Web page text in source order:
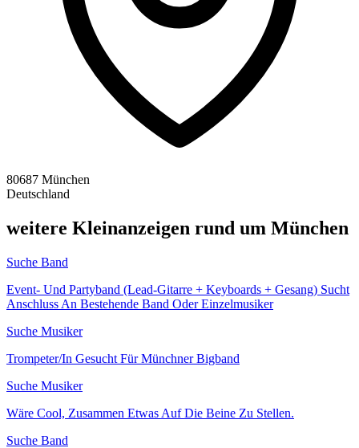
80687 München
Deutschland
weitere Kleinanzeigen rund um München
Suche Band
Event- Und Partyband (Lead-Gitarre + Keyboards + Gesang) Sucht
Anschluss An Bestehende Band Oder Einzelmusiker
Suche Musiker
Trompeter/In Gesucht Für Münchner Bigband
Suche Musiker
Wäre Cool, Zusammen Etwas Auf Die Beine Zu Stellen.
Suche Band